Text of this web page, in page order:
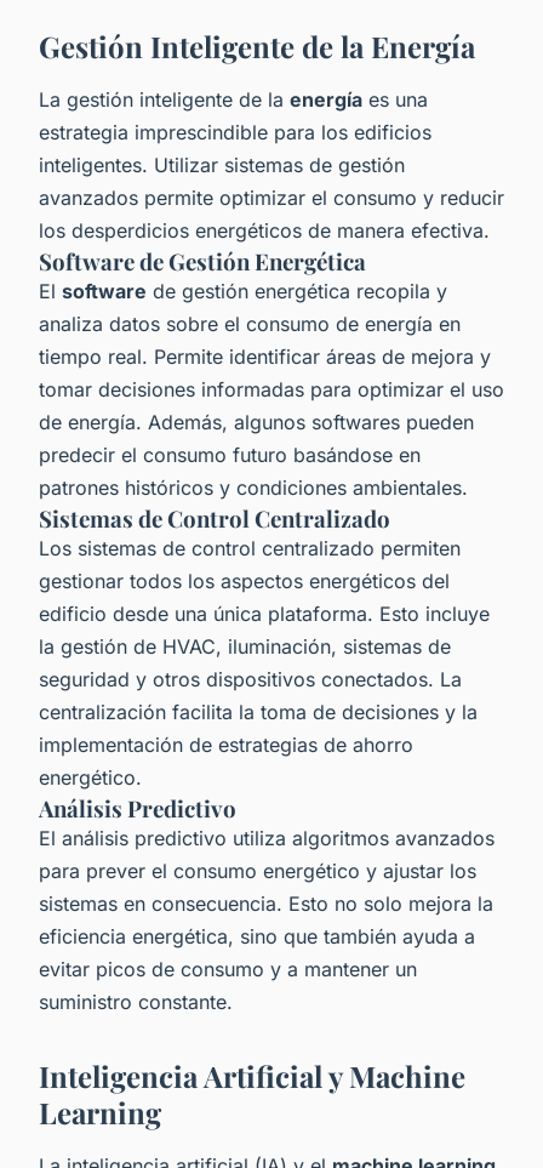
Gestión Inteligente de la Energía
La gestión inteligente de la energía es una
estrategia imprescindible para los edificios
inteligentes. Utilizar sistemas de gestión
avanzados permite optimizar el consumo y reducir
los desperdicios energéticos de manera efectiva.
Software de Gestión Energética
El software de gestión energética recopila y
analiza datos sobre el consumo de energía en
tiempo real. Permite identificar áreas de mejora y
tomar decisiones informadas para optimizar el uso
de energía. Además, algunos softwares pueden
predecir el consumo futuro basándose en
patrones históricos y condiciones ambientales.
Sistemas de Control Centralizado
Los sistemas de control centralizado permiten
gestionar todos los aspectos energéticos del
edificio desde una única plataforma. Esto incluye
la gestión de HVAC, iluminación, sistemas de
seguridad y otros dispositivos conectados. La
centralización facilita la toma de decisiones y la
implementación de estrategias de ahorro
energético.
Análisis Predictivo
El análisis predictivo utiliza algoritmos avanzados
para prever el consumo energético y ajustar los
sistemas en consecuencia. Esto no solo mejora la
eficiencia energética, sino que también ayuda a
evitar picos de consumo y a mantener un
suministro constante.
Inteligencia Artificial y Machine
Learning